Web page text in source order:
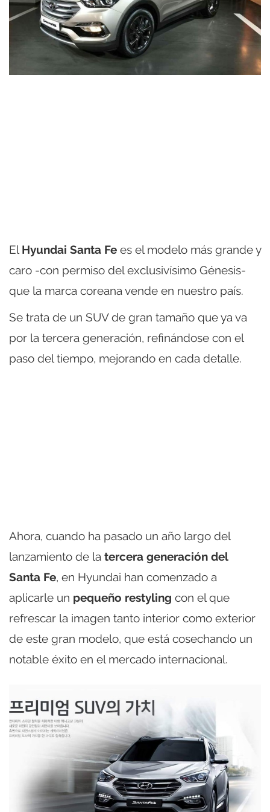
El Hyundai Santa Fe es el modelo más grande y
caro -con permiso del exclusivísimo Génesis-
que la marca coreana vende en nuestro país.
Se trata de un SUV de gran tamaño que ya va
por la tercera generación, refinándose con el
paso del tiempo, mejorando en cada detalle.
Ahora, cuando ha pasado un año largo del
lanzamiento de la tercera generación del
Santa Fe, en Hyundai han comenzado a
aplicarle un pequeño restyling con el que
refrescar la imagen tanto interior como exterior
de este gran modelo, que está cosechando un
notable éxito en el mercado internacional.